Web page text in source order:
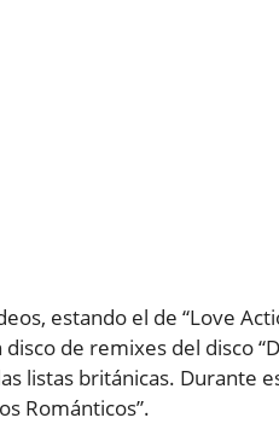
estando el de “Love
de remixes del disco
listas británicas. Durante
Románticos”.